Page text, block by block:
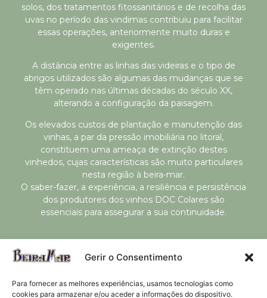
Gerir o Consentimento
Para fornecer as melhores experiências, usamos tecnologias como
cookies para armazenar e/ou aceder a informações do dispositivo.
solos, dos tratamentos fitossanitários e de recolha das
uvas no período das vindimas contribuiu para facilitar
essas operações, anteriormente muito duras e
exigentes.
A distância entre as linhas das videiras e o tipo de
abrigos utilizados são algumas das mudanças que se
têm operado nas últimas décadas do século XX,
alterando a configuração da paisagem.
Os elevados custos de plantação e manutenção das
vinhas, a par da pressão imobiliária no litoral,
constituem uma ameaça de extinção destes
vinhedos, cujas características são muito particulares
nesta região à beira-mar.
O saber-fazer, a experiência, a resiliência e persistência
dos produtores dos vinhos DOC Colares são
essenciais para assegurar a sua continuidade.